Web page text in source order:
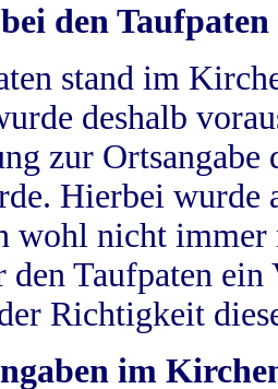
den Taufpaten
stand im
deshalb
zur
Hierbei wurde
wohl nicht
den Taufpaten
Richtigkeit
im